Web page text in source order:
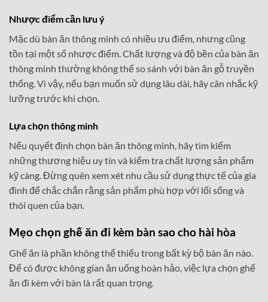
Nhược điểm cần lưu ý
Mặc dù bàn ăn thông minh có nhiều ưu điểm, nhưng cũng
tồn tại một số nhược điểm. Chất lượng và độ bền của bàn ăn
thông minh thường không thể so sánh với bàn ăn gỗ truyền
thống. Vì vậy, nếu bạn muốn sử dụng lâu dài, hãy cân nhắc kỹ
lưỡng trước khi chọn.
Lựa chọn thông minh
Nếu quyết định chọn bàn ăn thông minh, hãy tìm kiếm
những thương hiệu uy tín và kiểm tra chất lượng sản phẩm
kỹ càng. Đừng quên xem xét nhu cầu sử dụng thực tế của gia
đình để chắc chắn rằng sản phẩm phù hợp với lối sống và
thói quen của bạn.
Mẹo chọn ghế ăn đi kèm bàn sao cho hài hòa
Ghế ăn là phần không thể thiếu trong bất kỳ bộ bàn ăn nào.
Để có được không gian ăn uống hoàn hảo, việc lựa chọn ghế
ăn đi kèm với bàn là rất quan trọng.